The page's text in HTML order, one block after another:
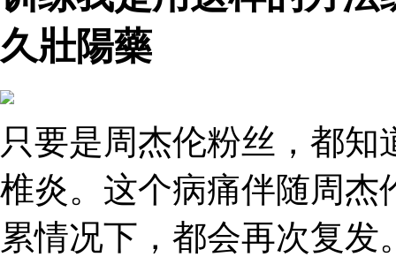
久壯陽藥
只要是周杰伦粉丝，都
椎炎。这个病痛伴随周杰
累情况下，都会再次复